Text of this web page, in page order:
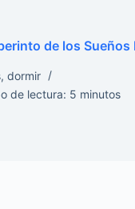
de los Sueños
, dormir
de lectura: 5 minutos